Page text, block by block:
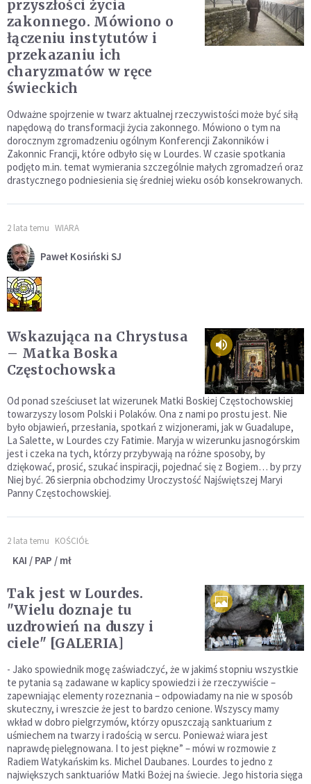
przyszłości życia
zakonnego. Mówiono o
łączeniu instytutów i
przekazaniu ich
charyzmatów w ręce
świeckich
Odważne spojrzenie w twarz aktualnej rzeczywistości może być siłą
napędową do transformacji życia zakonnego. Mówiono o tym na
dorocznym zgromadzeniu ogólnym Konferencji Zakonników i
Zakonnic Francji, które odbyło się w Lourdes. W czasie spotkania
podjęto m.in. temat wymierania szczególnie małych zgromadzeń oraz
drastycznego podniesienia się średniej wieku osób konsekrowanych.
2 lata temu WIARA
Paweł Kosiński SJ
Wskazująca na Chrystusa
– Matka Boska
Częstochowska
Od ponad sześciuset lat wizerunek Matki Boskiej Częstochowskiej
towarzyszy losom Polski i Polaków. Ona z nami po prostu jest. Nie
było objawień, przesłania, spotkań z wizjonerami, jak w Guadalupe,
La Salette, w Lourdes czy Fatimie. Maryja w wizerunku jasnogórskim
jest i czeka na tych, którzy przybywają na różne sposoby, by
dziękować, prosić, szukać inspiracji, pojednać się z Bogiem… by przy
Niej być. 26 sierpnia obchodzimy Uroczystość Najświętszej Maryi
Panny Częstochowskiej.
2 lata temu KOŚCIÓŁ
KAI / PAP / mł
Tak jest w Lourdes.
"Wielu doznaje tu
uzdrowień na duszy i
ciele" [GALERIA]
- Jako spowiednik mogę zaświadczyć, że w jakimś stopniu wszystkie
te pytania są zadawane w kaplicy spowiedzi i że rzeczywiście –
zapewniając elementy rozeznania – odpowiadamy na nie w sposób
skuteczny, i wreszcie że jest to bardzo cenione. Wszyscy mamy
wkład w dobro pielgrzymów, którzy opuszczają sanktuarium z
uśmiechem na twarzy i radością w sercu. Ponieważ wiara jest
naprawdę pielęgnowana. I to jest piękne” – mówi w rozmowie z
Radiem Watykańskim ks. Michel Daubanes. Lourdes to jedno z
największych sanktuariów Matki Bożej na świecie. Jego historia sięga